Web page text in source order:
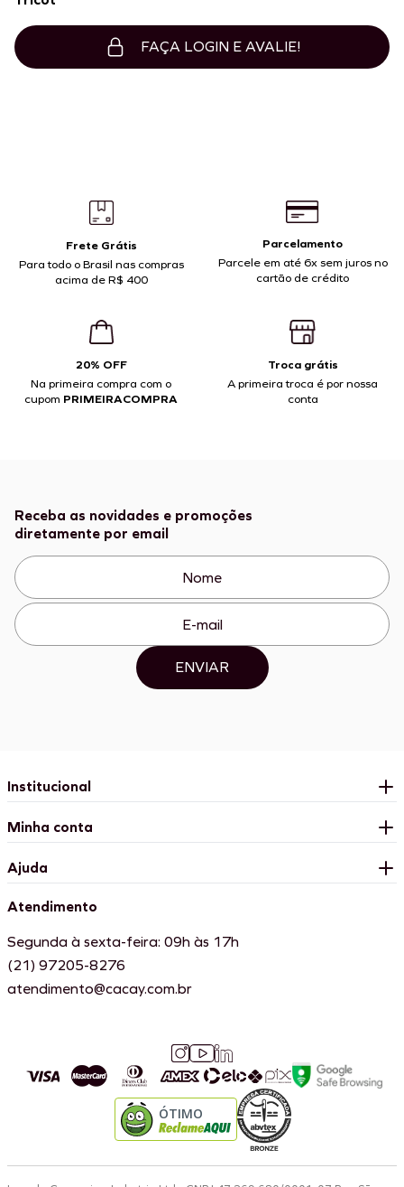
FAÇA LOGIN E AVALIE!
Frete Grátis
Para todo o Brasil nas compras
acima de R$ 400
Parcelamento
Parcele em até 6x sem juros no
cartão de crédito
20% OFF
Na primeira compra com o
cupom PRIMEIRACOMPRA
Troca grátis
A primeira troca é por nossa
conta
Receba as novidades e promoções
diretamente por email
ENVIAR
Institucional
Minha conta
Ajuda
Atendimento
Segunda à sexta-feira: 09h às 17h
(21) 97205-8276
atendimento@cacay.com.br
ÓTIMO